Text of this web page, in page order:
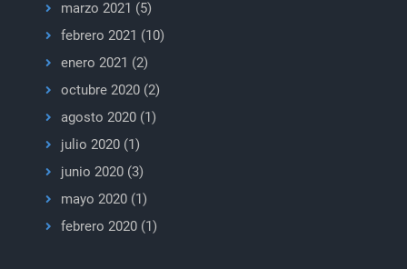
marzo 2021 (5)
febrero 2021 (10)
enero 2021 (2)
octubre 2020(2)
agosto 2020(1)
julio 2020(1)
junio 2020(3)
mayo 2020(1)
febrero 2020(1)